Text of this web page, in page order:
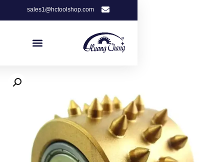
Get Free Quote